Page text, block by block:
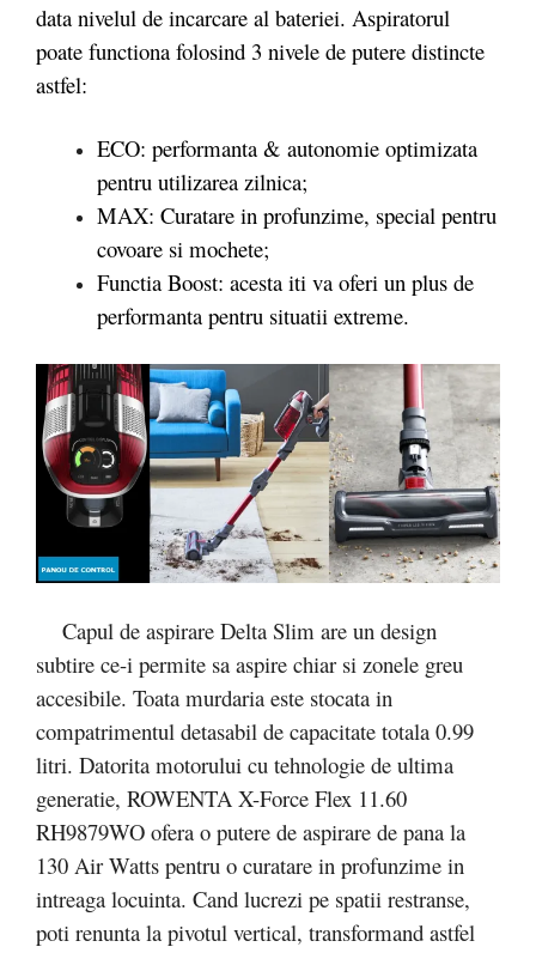
data nivelul de incarcare al bateriei. Aspiratorul
poate functiona folosind 3 nivele de putere distincte
astfel:
ECO: performanta & autonomie optimizata
pentru utilizarea zilnica;
MAX: Curatare in profunzime, special pentru
covoare si mochete;
Functia Boost: acesta iti va oferi un plus de
performanta pentru situatii extreme.
Capul de aspirare Delta Slim are un design
subtire ce-i permite sa aspire chiar si zonele greu
accesibile. Toata murdaria este stocata in
compatrimentul detasabil de capacitate totala 0.99
litri. Datorita motorului cu tehnologie de ultima
generatie, ROWENTA X-Force Flex 11.60
RH9879WO ofera o putere de aspirare de pana la
130 Air Watts pentru o curatare in profunzime in
intreaga locuinta. Cand lucrezi pe spatii restranse,
poti renunta la pivotul vertical, transformand astfel